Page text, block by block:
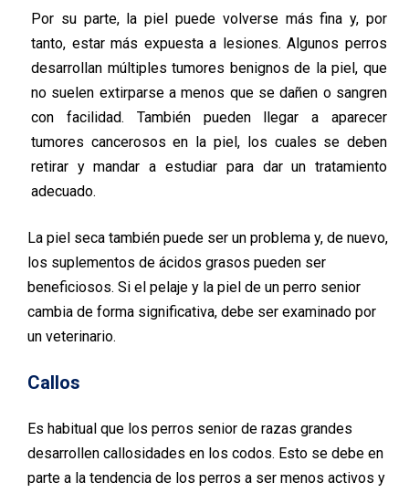
Por su parte, la piel puede volverse más fina y, por
tanto, estar más expuesta a lesiones. Algunos perros
desarrollan múltiples tumores benignos de la piel, que
no suelen extirparse a menos que se dañen o sangren
con facilidad. También pueden llegar a aparecer
tumores cancerosos en la piel, los cuales se deben
retirar y mandar a estudiar para dar un tratamiento
adecuado.
La piel seca también puede ser un problema y, de nuevo,
los suplementos de ácidos grasos pueden ser
beneficiosos. Si el pelaje y la piel de un perro senior
cambia de forma significativa, debe ser examinado por
un veterinario.
Callos
Es habitual que los perros senior de razas grandes
desarrollen callosidades en los codos. Esto se debe en
parte a la tendencia de los perros a ser menos activos y